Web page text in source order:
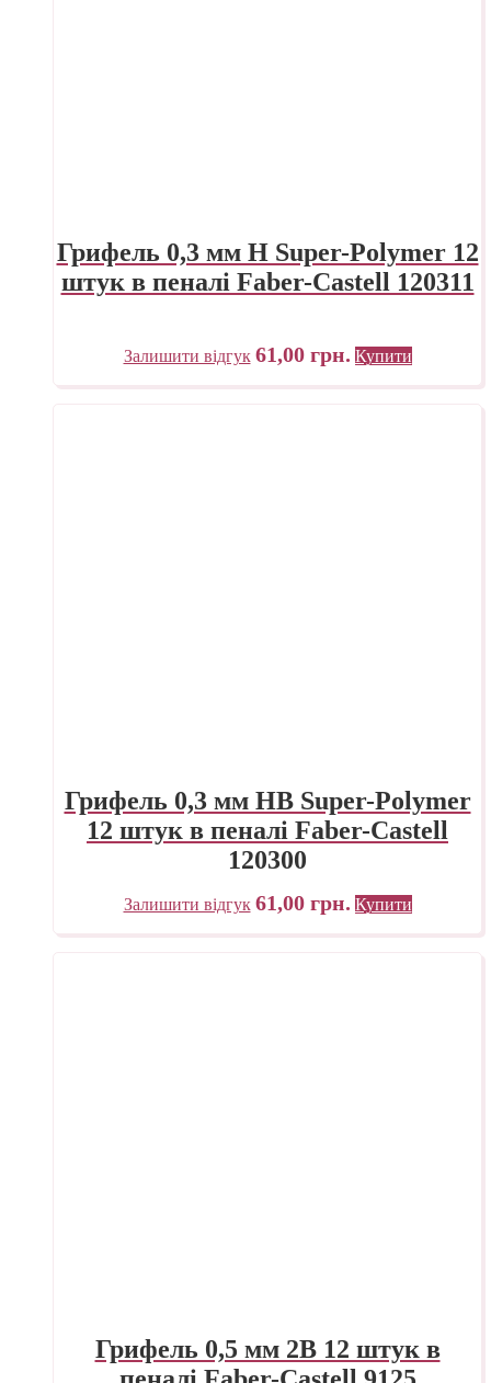
Грифель 0,3 мм H Super-Polymer 12
штук в пеналі Faber-Castell 120311
Залишити відгук 61,00 грн. Купити
Грифель 0,3 мм HB Super-Polymer
12 штук в пеналі Faber-Castell
120300
Залишити відгук 61,00 грн. Купити
Грифель 0,5 мм 2B 12 штук в